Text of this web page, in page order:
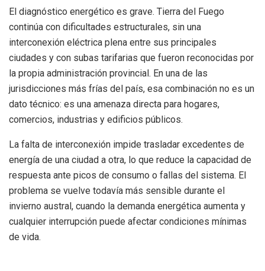
El diagnóstico energético es grave. Tierra del Fuego
continúa con dificultades estructurales, sin una
interconexión eléctrica plena entre sus principales
ciudades y con subas tarifarias que fueron reconocidas por
la propia administración provincial. En una de las
jurisdicciones más frías del país, esa combinación no es un
dato técnico: es una amenaza directa para hogares,
comercios, industrias y edificios públicos.
La falta de interconexión impide trasladar excedentes de
energía de una ciudad a otra, lo que reduce la capacidad de
respuesta ante picos de consumo o fallas del sistema. El
problema se vuelve todavía más sensible durante el
invierno austral, cuando la demanda energética aumenta y
cualquier interrupción puede afectar condiciones mínimas
de vida.